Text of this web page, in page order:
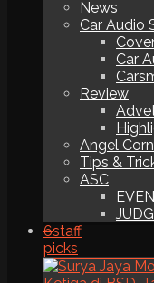
News
Car Audio
Car
Review
Angel
Tips &
ASC
6staff
picks